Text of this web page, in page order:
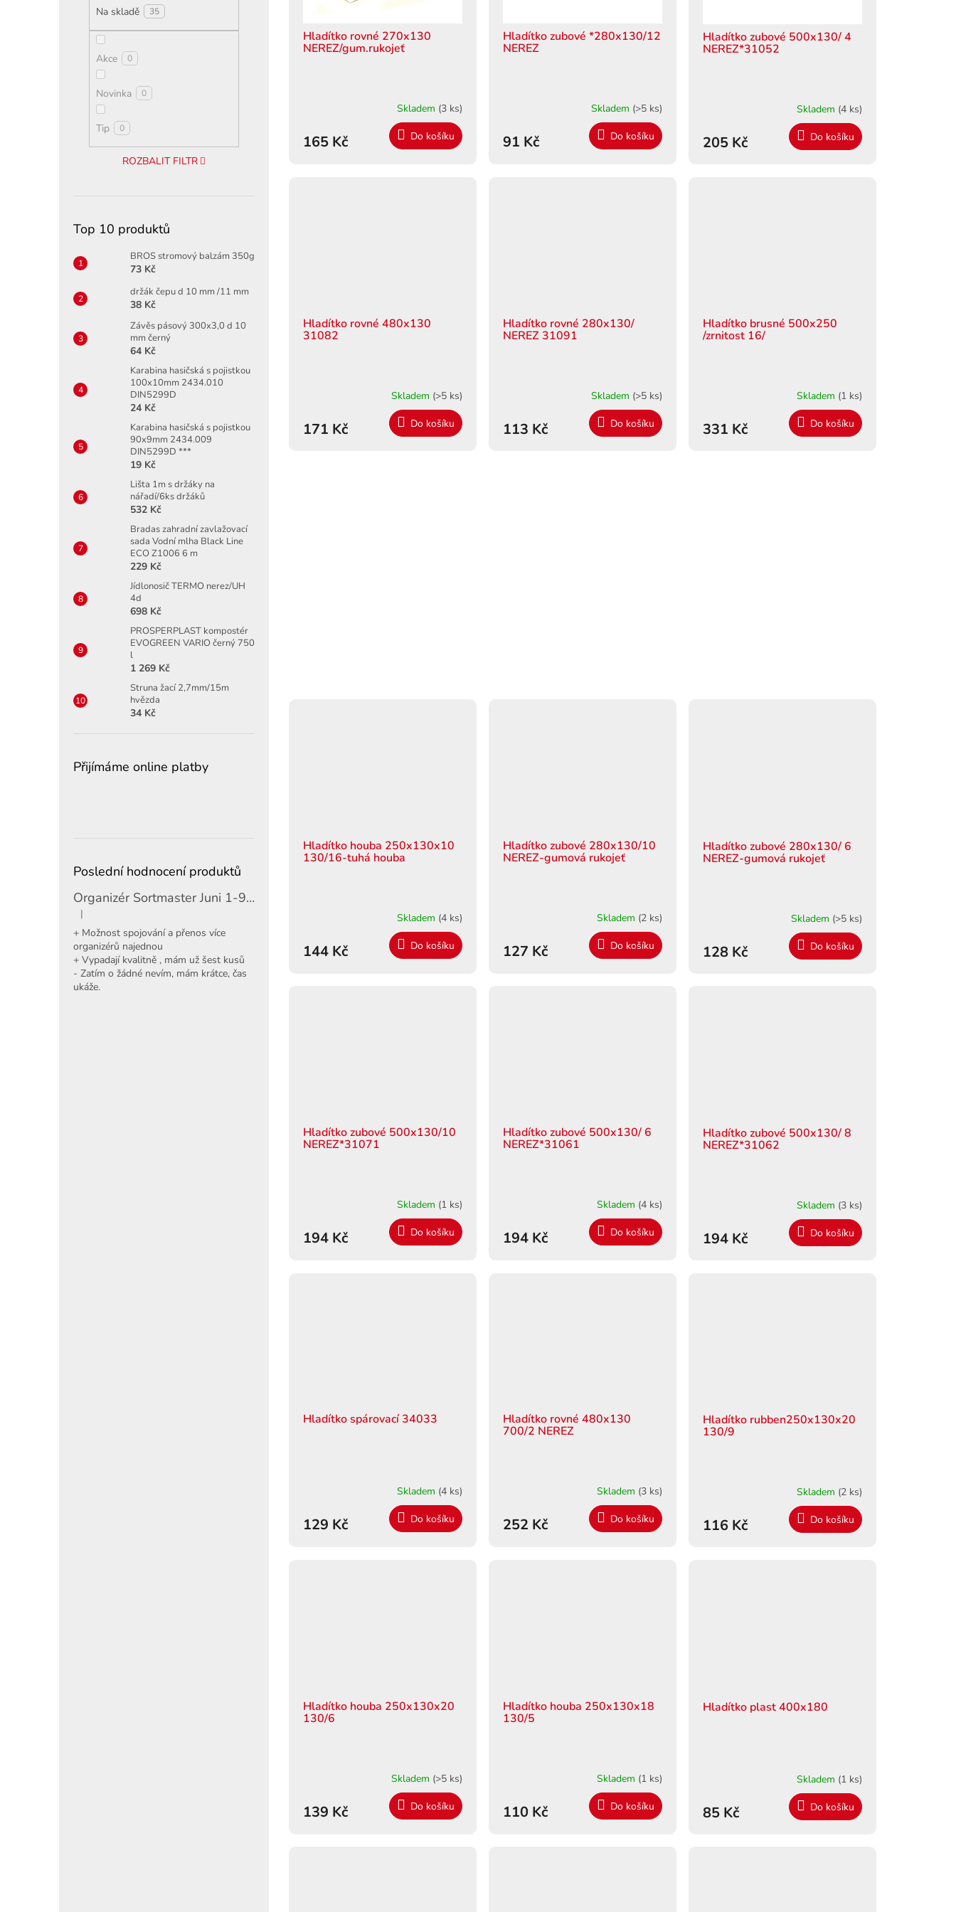
Na skladě 35
Akce 0
Novinka 0
Tip 0
ROZBALIT FILTR
Top 10 produktů
BROS stromový balzám 350g
73 Kč
držák čepu d 10 mm /11 mm
38 Kč
Závěs pásový 300x3,0 d 10
mm černý
64 Kč
Karabina hasičská s pojistkou
100x10mm 2434.010
DIN5299D
24 Kč
Karabina hasičská s pojistkou
90x9mm 2434.009
DIN5299D ***
19 Kč
Lišta 1m s držáky na
nářadí/6ks držáků
532 Kč
Bradas zahradní zavlažovací
sada Vodní mlha Black Line
ECO Z1006 6 m
229 Kč
Jídlonosič TERMO nerez/UH
4d
698 Kč
PROSPERPLAST kompostér
EVOGREEN VARIO černý 750
l
1 269 Kč
Struna žací 2,7mm/15m
hvězda
34 Kč
Přijímáme online platby
Poslední hodnocení produktů
Organizér Sortmaster Juni 1-97-483
Hodnocení produktu je 5 z 5 hvězdiček.
|
+ Možnost spojování a přenos více
organizérů najednou
+ Vypadají kvalitně , mám už šest kusů
- Zatím o žádné nevím, mám krátce, čas
ukáže.
Hladítko rovné 270x130
NEREZ/gum.rukojeť
Skladem (3 ks)
165 Kč Do košíku
Hladítko zubové *280x130/12
NEREZ
Skladem (>5 ks)
91 Kč Do košíku
Hladítko zubové 500x130/ 4
NEREZ*31052
Skladem (4 ks)
205 Kč Do košíku
Hladítko rovné 480x130
31082
Skladem (>5 ks)
171 Kč Do košíku
Hladítko rovné 280x130/
NEREZ 31091
Skladem (>5 ks)
113 Kč Do košíku
Hladítko brusné 500x250
/zrnitost 16/
Skladem (1 ks)
331 Kč Do košíku
Hladítko houba 250x130x10
130/16-tuhá houba
Skladem (4 ks)
144 Kč Do košíku
Hladítko zubové 280x130/10
NEREZ-gumová rukojeť
Skladem (2 ks)
127 Kč Do košíku
Hladítko zubové 280x130/ 6
NEREZ-gumová rukojeť
Skladem (>5 ks)
128 Kč Do košíku
Hladítko zubové 500x130/10
NEREZ*31071
Skladem (1 ks)
194 Kč Do košíku
Hladítko zubové 500x130/ 6
NEREZ*31061
Skladem (4 ks)
194 Kč Do košíku
Hladítko zubové 500x130/ 8
NEREZ*31062
Skladem (3 ks)
194 Kč Do košíku
Hladítko spárovací 34033
Skladem (4 ks)
129 Kč Do košíku
Hladítko rovné 480x130
700/2 NEREZ
Skladem (3 ks)
252 Kč Do košíku
Hladítko rubben250x130x20
130/9
Skladem (2 ks)
116 Kč Do košíku
Hladítko houba 250x130x20
130/6
Skladem (>5 ks)
139 Kč Do košíku
Hladítko houba 250x130x18
130/5
Skladem (1 ks)
110 Kč Do košíku
Hladítko plast 400x180
Skladem (1 ks)
85 Kč Do košíku